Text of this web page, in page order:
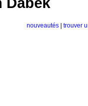
nouveautés
trouver